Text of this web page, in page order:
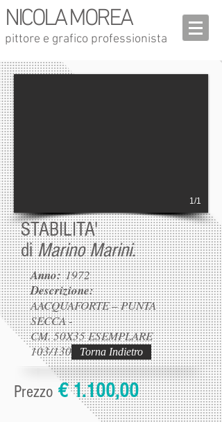
NICOLA MOREA
pittore e grafico professionista
1/1
STABILITA'
diMarino Marini.
Anno:1972
Descrizione:
AACQUAFORTE – PUNTA
SECCA -
CM. 50X35 ESEMPLARE
103/130
Prezzo € 1.100,00
Torna Indietro